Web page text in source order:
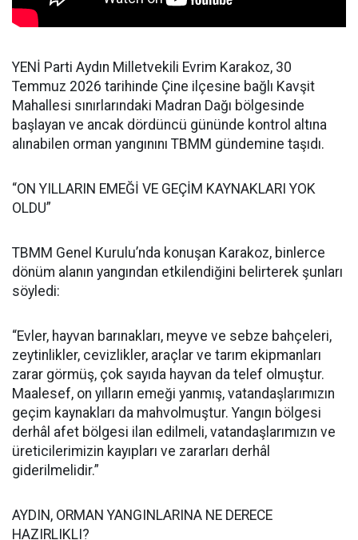
YENİ Parti Aydın Milletvekili Evrim Karakoz, 30
Temmuz 2026 tarihinde Çine ilçesine bağlı Kavşit
Mahallesi sınırlarındaki Madran Dağı bölgesinde
başlayan ve ancak dördüncü gününde kontrol altına
alınabilen orman yangınını TBMM gündemine taşıdı.
“ON YILLARIN EMEĞİ VE GEÇİM KAYNAKLARI YOK
OLDU”
TBMM Genel Kurulu’nda konuşan Karakoz, binlerce
dönüm alanın yangından etkilendiğini belirterek şunları
söyledi:
“Evler, hayvan barınakları, meyve ve sebze bahçeleri,
zeytinlikler, cevizlikler, araçlar ve tarım ekipmanları
zarar görmüş, çok sayıda hayvan da telef olmuştur.
Maalesef, on yılların emeği yanmış, vatandaşlarımızın
geçim kaynakları da mahvolmuştur. Yangın bölgesi
derhâl afet bölgesi ilan edilmeli, vatandaşlarımızın ve
üreticilerimizin kayıpları ve zararları derhâl
giderilmelidir.”
AYDIN, ORMAN YANGINLARINA NE DERECE
HAZIRLIKLI?